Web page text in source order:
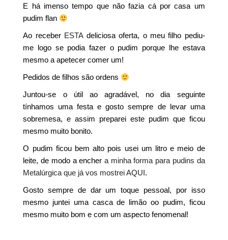
E há imenso tempo que não fazia cá por casa um
pudim flan
Ao receber ESTAdeliciosa oferta, o meu filho pediu-
me logo se podia fazer o pudim porque lhe estava
mesmo a apetecer comer um!
Pedidos de filhos são ordens
Juntou-se o útil ao agradável, no dia seguinte
tínhamos uma festa e gosto sempre de levar uma
sobremesa, e assim preparei este pudim que ficou
mesmo muito bonito.
O pudim ficou bem alto pois usei um litro e meio de
leite, de modo a encher a minha forma para pudins da
Metalúrgica que já vos mostrei AQUI.
Gosto sempre de dar um toque pessoal, por isso
mesmo juntei uma casca de limão oo pudim, ficou
mesmo muito bom e com um aspecto fenomenal!